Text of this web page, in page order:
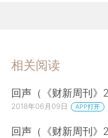
相关阅读
回声（《财新周刊》
2018年06月09日 APP打开
回声（《财新周刊》